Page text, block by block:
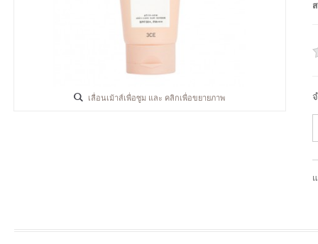
เลื่อนเม้าส์เพื่อซูม และ คลิกเพื่อขยายภาพ